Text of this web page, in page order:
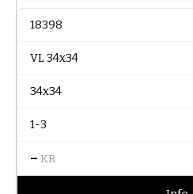
18398
VL 34x34
34x34
1-3
– KR